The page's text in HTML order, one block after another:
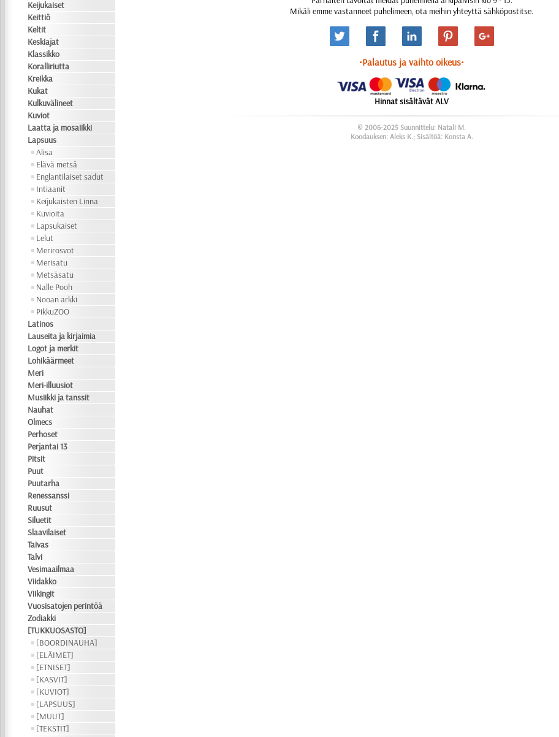
Keijukaiset
Keittiö
Keltit
Keskiajat
Klassikko
Koralliriutta
Kreikka
Kukat
Kulkuvälineet
Kuviot
Laatta ja mosaiikki
Lapsuus
Alisa
Elävä metsä
Englantilaiset sadut
Intiaanit
Keijukaisten Linna
Kuvioita
Lapsukaiset
Lelut
Merirosvot
Merisatu
Metsäsatu
Nalle Pooh
Nooan arkki
PikkuZOO
Latinos
Lauseita ja kirjaimia
Logot ja merkit
Lohikäärmeet
Meri
Meri-illuusiot
Musiikki ja tanssit
Nauhat
Olmecs
Perhoset
Perjantai 13
Pitsit
Puut
Puutarha
Renessanssi
Ruusut
Siluetit
Slaavilaiset
Taivas
Talvi
Vesimaailmaa
Viidakko
Viikingit
Vuosisatojen perintöä
Zodiakki
[TUKKUOSASTO]
[BOORDINAUHA]
[ELÄIMET]
[ETNISET]
[KASVIT]
[KUVIOT]
[LAPSUUS]
[MUUT]
[TEKSTIT]
Mikäli emme vastanneet puhelimeen, ota meihin yhteyttä sähköpostitse.
•Palautus ja vaihto oikeus•
Hinnat sisältävät ALV
© 2006-2025 Suunnittelu: Natali M.
Koodauksen: Aleks K.; Sisältöä: Konsta A.